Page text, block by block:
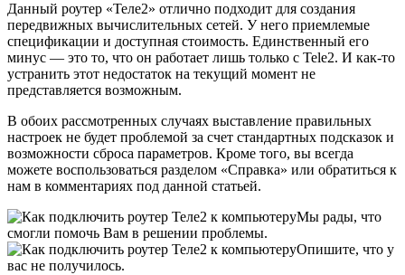
Данный роутер «Теле2» отлично подходит для создания
передвижных вычислительных сетей. У него приемлемые
спецификации и доступная стоимость. Единственный его
минус — это то, что он работает лишь только с Tele2. И как-то
устранить этот недостаток на текущий момент не
представляется возможным.
В обоих рассмотренных случаях выставление правильных
настроек не будет проблемой за счет стандартных подсказок и
возможности сброса параметров. Кроме того, вы всегда
можете воспользоваться разделом «Справка» или обратиться к
нам в комментариях под данной статьей.
Мы рады, что
смогли помочь Вам в решении проблемы.
Опишите, что у
вас не получилось.